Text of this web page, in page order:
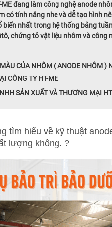
ME đang làm công nghệ anode
có tính năng nhẹ và dễ tạo hình
biến nhất trong hệ thống bảng
chứng tỏ vật liệu nhôm và
CỦA NHÔM ( ANODE NHÔM )
CÔNG TY HT-ME
SẢN XUẤT VÀ THƯƠNG MẠI
tìm hiểu về kỹ thuật
lượng không. ?